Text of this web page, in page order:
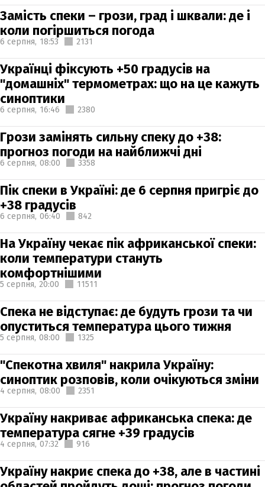
Замість спеки – грози, град і шквали: де і
коли погіршиться погода
6 серпня, 18:53 2131
Українці фіксують +50 градусів на
"домашніх" термометрах: що на це кажуть
синоптики
6 серпня, 16:46 2380
Грози замінять сильну спеку до +38:
прогноз погоди на найближчі дні
6 серпня, 08:00 3358
Пік спеки в Україні: де 6 серпня пригріє до
+38 градусів
6 серпня, 06:40 842
На Україну чекає пік африканської спеки:
коли температури стануть
комфортнішими
5 серпня, 20:00 11511
Спека не відступає: де будуть грози та чи
опуститься температура цього тижня
5 серпня, 08:00 1325
"Спекотна хвиля" накрила Україну:
синоптик розповів, коли очікуються зміни
4 серпня, 08:00 2351
Україну накриває африканська спека: де
температура сягне +39 градусів
4 серпня, 07:32 916
Україну накриє спека до +38, але в частині